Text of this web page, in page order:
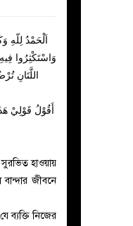
اَلْحَمْدُ لِلّهِ
وَاسْتَكْثِرُوا
اللَّتَانِ
أَقُوْلُ قَوْلِيْ
হাওয়ায়
জীবনে
ব্যক্তি নিজের